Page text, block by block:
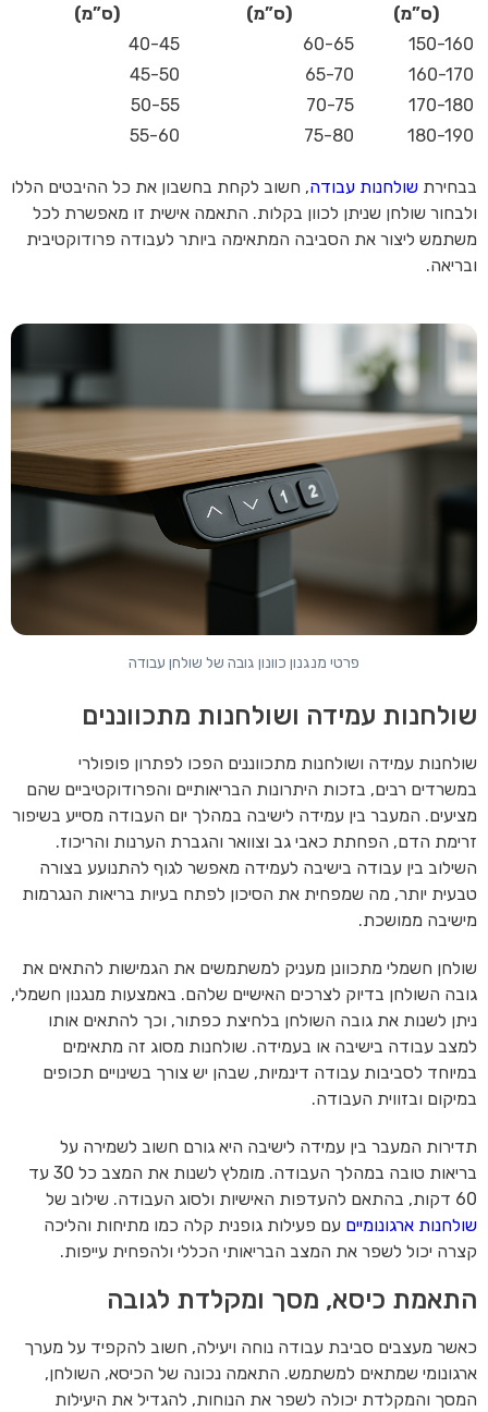
(ס”מ)
(ס”מ)
(ס”מ)
150-160
60-65
40-45
160-170
65-70
45-50
170-180
70-75
50-55
180-190
75-80
55-60
בבחירת שולחנות עבודה, חשוב לקחת בחשבון את כל ההיבטים הללו
ולבחור שולחן שניתן לכוון בקלות. התאמה אישית זו מאפשרת לכל
משתמש ליצור את הסביבה המתאימה ביותר לעבודה פרודוקטיבית
ובריאה.
פרטי מנגנון כוונון גובה של שולחן עבודה
שולחנות עמידה ושולחנות מתכווננים
שולחנות עמידה ושולחנות מתכווננים הפכו לפתרון פופולרי
במשרדים רבים, בזכות היתרונות הבריאותיים והפרודוקטיביים שהם
מציעים. המעבר בין עמידה לישיבה במהלך יום העבודה מסייע בשיפור
זרימת הדם, הפחתת כאבי גב וצוואר והגברת הערנות והריכוז.
השילוב בין עבודה בישיבה לעמידה מאפשר לגוף להתנועע בצורה
טבעית יותר, מה שמפחית את הסיכון לפתח בעיות בריאות הנגרמות
מישיבה ממושכת.
שולחן חשמלי מתכוונן מעניק למשתמשים את הגמישות להתאים את
גובה השולחן בדיוק לצרכים האישיים שלהם. באמצעות מנגנון חשמלי,
ניתן לשנות את גובה השולחן בלחיצת כפתור, וכך להתאים אותו
למצב עבודה בישיבה או בעמידה. שולחנות מסוג זה מתאימים
במיוחד לסביבות עבודה דינמיות, שבהן יש צורך בשינויים תכופים
במיקום ובזווית העבודה.
תדירות המעבר בין עמידה לישיבה היא גורם חשוב לשמירה על
בריאות טובה במהלך העבודה. מומלץ לשנות את המצב כל 30 עד
60 דקות, בהתאם להעדפות האישיות ולסוג העבודה. שילוב של
שולחנות ארגונומיים עם פעילות גופנית קלה כמו מתיחות והליכה
קצרה יכול לשפר את המצב הבריאותי הכללי ולהפחית עייפות.
התאמת כיסא, מסך ומקלדת לגובה
כאשר מעצבים סביבת עבודה נוחה ויעילה, חשוב להקפיד על מערך
ארגונומי שמתאים למשתמש. התאמה נכונה של הכיסא, השולחן,
המסך והמקלדת יכולה לשפר את הנוחות, להגדיל את היעילות